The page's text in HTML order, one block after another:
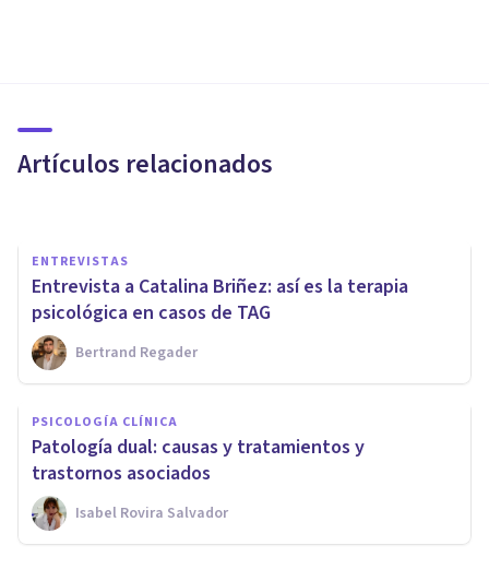
Artículos relacionados
incertidumbre
ENTREVISTAS
Entrevista a Catalina Briñez: así es la terapia
psicológica en casos de TAG
Bertrand Regader
PSICOLOGÍA CLÍNICA
Patología dual: causas y tratamientos y
trastornos asociados
Isabel Rovira Salvador
ENTREVISTAS
Juan García-Bouza: «Dar un
espacio a la ansiedad hace que
se pueda digerir»
Bertrand Regader